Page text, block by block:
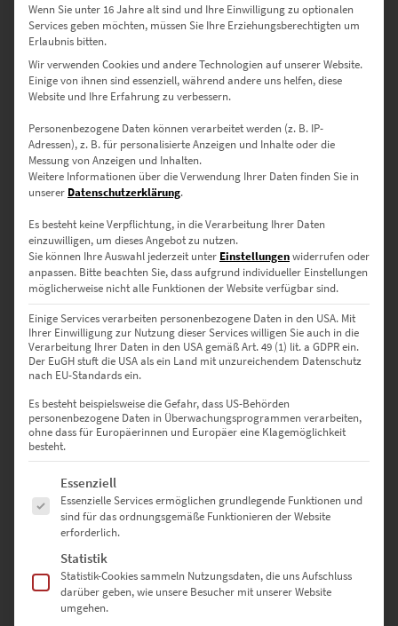
Es gibt noch keine Bewertungen.
SCHREIBE DIE ERSTE BEWERTUNG FÜR „NEW YORK WANDBILD
AUF LEINWAND 30 X 20 CM“
Deine E-Mail-Adresse wird nicht veröffentlicht.
Erforderliche Felder sind mit*markiert
DEINE BEWERTUNG
Wenn Sie unter 16 Jahre alt sind und Ihre Einwilligung zu optionalen
Services geben möchten, müssen Sie Ihre Erziehungsberechtigten um
Erlaubnis bitten.
Wir verwenden Cookies und andere Technologien auf unserer Website.
Einige von ihnen sind essenziell, während andere uns helfen, diese
Website und Ihre Erfahrung zu verbessern.
Personenbezogene Daten können verarbeitet werden (z. B. IP-
Adressen), z. B. für personalisierte Anzeigen und Inhalte oder die
Messung von Anzeigen und Inhalten.
Weitere Informationen über die Verwendung Ihrer Daten finden Sie in
unserer Datenschutzerklärung.
Es besteht keine Verpflichtung, in die Verarbeitung Ihrer Daten
einzuwilligen, um dieses Angebot zu nutzen.
Sie können Ihre Auswahl jederzeit unter Einstellungenwiderrufen oder
anpassen. Bitte beachten Sie, dass aufgrund individueller Einstellungen
möglicherweise nicht alle Funktionen der Website verfügbar sind.
Einige Services verarbeiten personenbezogene Daten in den USA. Mit
Ihrer Einwilligung zur Nutzung dieser Services willigen Sie auch in die
Verarbeitung Ihrer Daten in den USA gemäß Art. 49 (1) lit. a GDPR ein.
Der EuGH stuft die USA als ein Land mit unzureichendem Datenschutz
nach EU-Standards ein.
Es besteht beispielsweise die Gefahr, dass US-Behörden
personenbezogene Daten in Überwachungsprogrammen verarbeiten,
ohne dass für Europäerinnen und Europäer eine Klagemöglichkeit
besteht.
Es folgt eine Liste der Service-Gruppen, für die eine Einwilligung
Essenziell
Essenzielle Services ermöglichen grundlegende Funktionen und
sind für das ordnungsgemäße Funktionieren der Website
erforderlich.
Statistik
Statistik-Cookies sammeln Nutzungsdaten, die uns Aufschluss
darüber geben, wie unsere Besucher mit unserer Website
umgehen.